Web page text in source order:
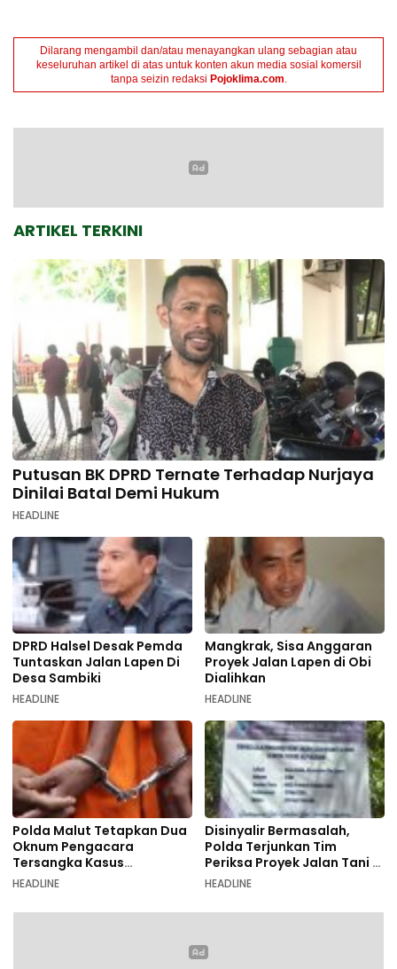
Dilarang mengambil dan/atau menayangkan ulang sebagian atau
keseluruhan artikel di atas untuk konten akun media sosial komersil
tanpa seizin redaksi Pojoklima.com.
ARTIKEL TERKINI
Putusan BK DPRD Ternate Terhadap Nurjaya
Dinilai Batal Demi Hukum
HEADLINE
DPRD Halsel Desak Pemda
Tuntaskan Jalan Lapen Di
Desa Sambiki
HEADLINE
Mangkrak, Sisa Anggaran
Proyek Jalan Lapen di Obi
Dialihkan
HEADLINE
Polda Malut Tetapkan Dua
Oknum Pengacara
Tersangka Kasus
Pemalsuan Dokumen
HEADLINE
Disinyalir Bermasalah,
Polda Terjunkan Tim
Periksa Proyek Jalan Tani di
Galala
HEADLINE